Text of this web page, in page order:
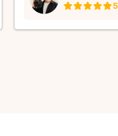
真はどれも素敵でまた
らっていましたが、撮影
5